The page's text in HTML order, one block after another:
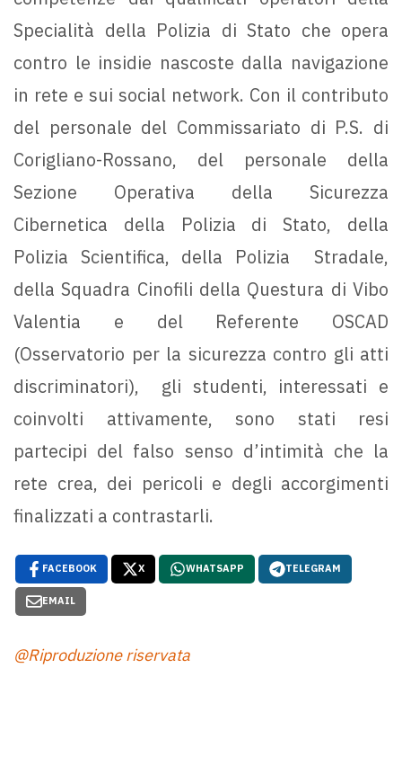
Specialità della Polizia di Stato che opera
contro le insidie nascoste dalla navigazione
in rete e sui social network. Con il contributo
del personale del Commissariato di P.S. di
Corigliano-Rossano, del personale della
Sezione Operativa della Sicurezza
Cibernetica della Polizia di Stato, della
Polizia Scientifica, della Polizia Stradale,
della Squadra Cinofili della Questura di Vibo
Valentia e del Referente OSCAD
(Osservatorio per la sicurezza contro gli atti
discriminatori), gli studenti, interessati e
coinvolti attivamente, sono stati resi
partecipi del falso senso d’intimità che la
rete crea, dei pericoli e degli accorgimenti
finalizzati a contrastarli.
FACEBOOK X WHATSAPP TELEGRAM
EMAIL
@Riproduzione riservata